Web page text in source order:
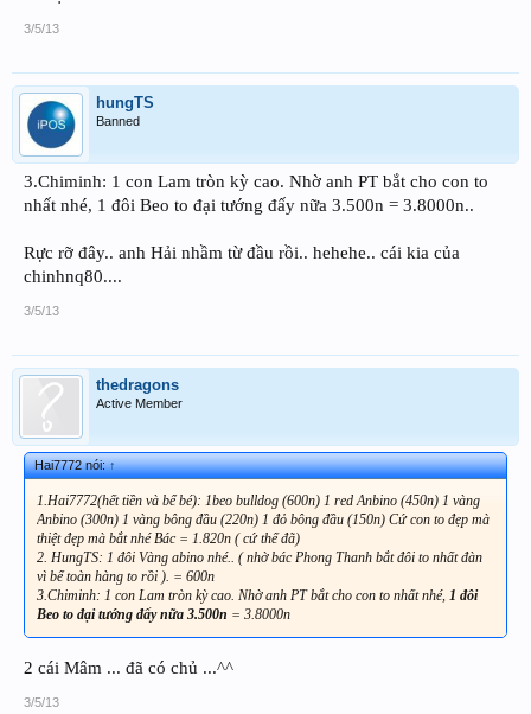
3/5/13
hungTS
Banned
3.Chiminh: 1 con Lam tròn kỳ cao. Nhờ anh PT bắt cho con to
nhất nhé, 1 đôi Beo to đại tướng đấy nữa 3.500n = 3.8000n..
Rực rỡ đây.. anh Hải nhầm từ đầu rồi.. hehehe.. cái kia của
chinhnq80....
3/5/13
thedragons
Active Member
Hai7772 nói:↑
1.Hai7772(hết tiền và bể bé): 1beo bulldog (600n) 1 red Anbino (450n) 1 vàng
Anbino (300n) 1 vàng bông đầu (220n) 1 đỏ bông đầu (150n) Cứ con to đẹp mà
thiệt đẹp mà bắt nhé Bác = 1.820n ( cứ thế đã)
2. HungTS: 1 đôi Vàng abino nhé.. ( nhờ bác Phong Thanh bắt đôi to nhất đàn
vì bể toàn hàng to rồi ). = 600n
3.Chiminh: 1 con Lam tròn kỳ cao. Nhờ anh PT bắt cho con to nhất nhé, 1 đôi
Beo to đại tướng đấy nữa 3.500n = 3.8000n
2 cái Mâm ... đã có chủ ...^^
3/5/13